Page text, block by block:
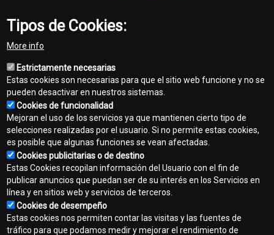
que necesitás. Una solución confiable, con el sistema
de corte y prensado de mangueras de Parker,
durabilidad y menor tiempo de máquina parada.
template-
agro
Footer
menu
Contacto
Mapa del sitio
Normas de privacidad
Tipos de Cookies:
More info
Estrictamente necesarias
Estas cookies son necesarias para que el sitio web funcione y no se
pueden desactivar en nuestros sistemas.
Cookies de funcionalidad
Mejoran el uso de los servicios ya que mantienen cierto tipo de
selecciones realizadas por el usuario. Si no permite estas cookies,
es posible que algunas funciones se vean afectadas.
Cookies publicitarias o de destino
Estas Cookies recopilan información del Usuario con el fin de
publicar anuncios que puedan ser de su interés en los Servicios en
línea y en sitios web y servicios de terceros.
Cookies de desempeño
Estas cookies nos permiten contar las visitas y las fuentes de
tráfico para que podamos medir y mejorar el rendimiento de